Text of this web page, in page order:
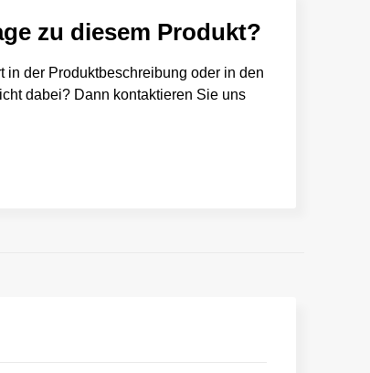
zu diesem Produkt?
in der Produktbeschreibung oder in den
dabei? Dann kontaktieren Sie uns